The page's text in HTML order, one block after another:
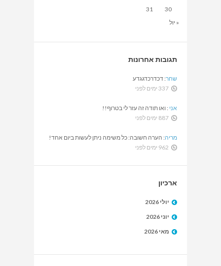
« יול
30
31
תגובות אחרונות
שחר: דכדרכדגגדע
337 ימים לפני
אני : ואו תודה זה עזר לי בטרוף!!
887 ימים לפני
מריה: הערה חשובה: כל משימה ניתן לעשות ביום אחד!
962 ימים לפני
ארכיון
יולי 2026
יוני 2026
מאי 2026